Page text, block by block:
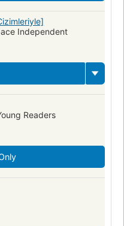
Philosophy
-- Juvenile fiction
la jeunesse
etc. pour la jeunesse
-- Novela juvenil
fantástica
into english
Independent
Readers